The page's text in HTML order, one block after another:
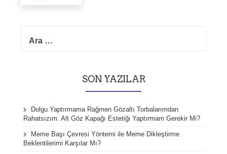
SON YAZILAR
Dolgu Yaptırmama Rağmen Gözaltı Torbalarımdan
Rahatsızım. Alt Göz Kapağı Estetiği Yaptırmam Gerekir Mi?
Meme Başı Çevresi Yöntemi ile Meme Dikleştirme
Beklentilerimi Karşılar Mı?